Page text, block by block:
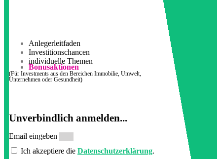
Anlegerleitfaden
Investitionschancen
individuelle Themen
Bonusaktionen
(Für Investments aus den Bereichen Immobilie, Umwelt,
Unternehmen oder Gesundheit)
Unverbindlich anmelden...
Email eingeben
Ich akzeptiere die Datenschutzerklärung.